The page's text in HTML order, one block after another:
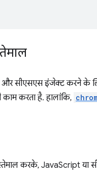
और सीएसएस इंजेक्ट करने के
काम करता है. हालांकि,
करके, JavaScript